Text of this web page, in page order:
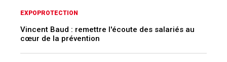
EXPOPROTECTION
Vincent Baud : remettre l'écoute des salariés au
cœur de la prévention